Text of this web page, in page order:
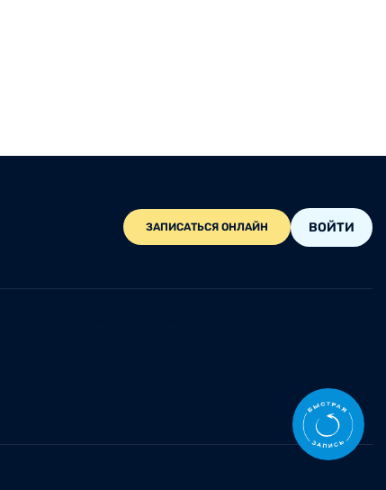
ЗАПИСАТЬСЯ ОНЛАЙН ВОЙТИ